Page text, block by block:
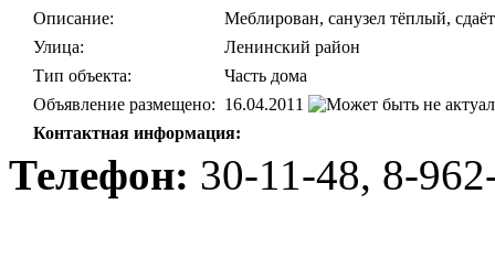
Описание:
Меблирован, санузел тёплый,
Улица:
Ленинский район
Тип объекта:
Часть дома
Объявление размещено: 16.04.2011
Контактная информация:
Телефон: 30-11-48, 8-